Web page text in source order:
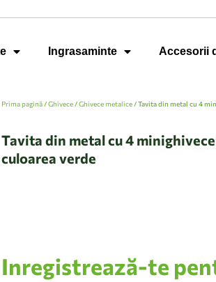
Ingrasaminte Accesorii
Prima pagină/Ghivece/Ghivece metalice/ Tavita din metal cu 4
Tavita din metal cu 4
culoarea verde
Inregistrează-te